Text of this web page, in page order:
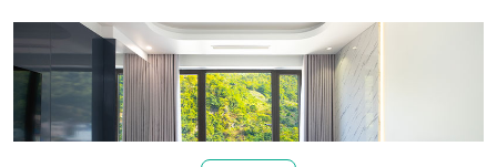
Voucher/e-Coupon
e-Voucher/e-Coupon không có giá trị quy đổi
thành tiền mặt, không trả lại tiền thừa.
Không áp dụng đồng thời với chương trình
khuyến mại khác.